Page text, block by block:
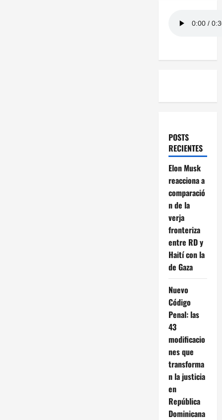
POSTS
RECIENTES
Elon Musk
reacciona a
comparació
n de la
verja
fronteriza
entre RD y
Haití con la
de Gaza
Nuevo
Código
Penal: las
43
modificacio
nes que
transforma
n la justicia
en
República
Dominicana